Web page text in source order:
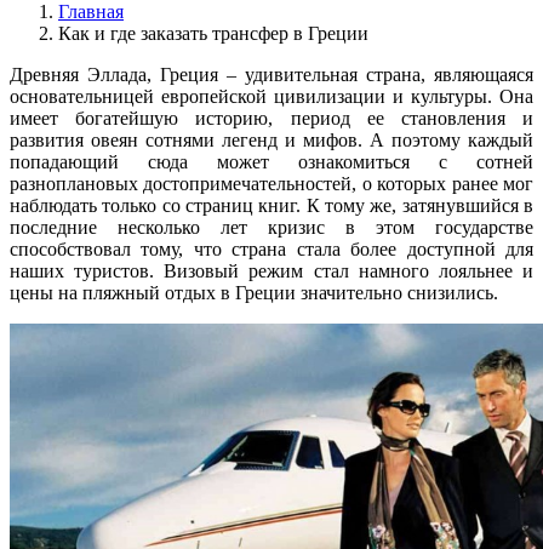
Главная
Как и где заказать трансфер в Греции
Древняя Эллада, Греция – удивительная страна, являющаяся
основательницей европейской цивилизации и культуры. Она
имеет богатейшую историю, период ее становления и
развития овеян сотнями легенд и мифов. А поэтому каждый
попадающий сюда может ознакомиться с сотней
разноплановых достопримечательностей, о которых ранее мог
наблюдать только со страниц книг. К тому же, затянувшийся в
последние несколько лет кризис в этом государстве
способствовал тому, что страна стала более доступной для
наших туристов. Визовый режим стал намного лояльнее и
цены на пляжный отдых в Греции значительно снизились.